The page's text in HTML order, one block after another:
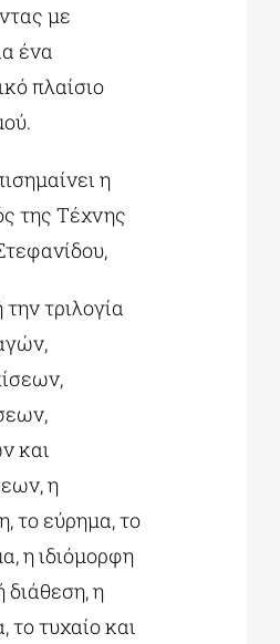
με
ένα
πλαίσιο
η
της Τέχνης
τριλογία
και
η
το εύρημα, το
η ιδιόμορφη
διάθεση, η
το τυχαίο και